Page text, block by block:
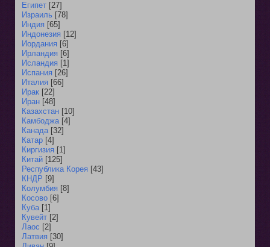
Египет [27]
Израиль [78]
Индия [65]
Индонезия [12]
Иордания [6]
Ирландия [6]
Исландия [1]
Испания [26]
Италия [66]
Ирак [22]
Иран [48]
Казахстан [10]
Камбоджа [4]
Канада [32]
Катар [4]
Киргизия [1]
Китай [125]
Республика Корея [43]
КНДР [9]
Колумбия [8]
Косово [6]
Куба [1]
Кувейт [2]
Лаос [2]
Латвия [30]